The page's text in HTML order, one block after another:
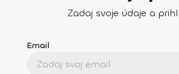
Zadaj svoje údaje a
Email